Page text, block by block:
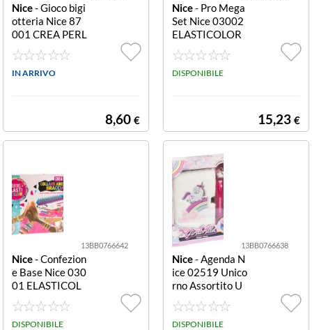
Nice- Gioco bigi
otteria Nice 87
001 CREA PERL
INE 500 Pezzi U
nicorno 500 Pez
zi Unicorno
IN ARRIVO
8,60 €
Nice- Pro Mega
Set Nice 03002
ELASTICOLOR
Pro Mega Set
DISPONIBILE
15,23 €
13BB0766642
Nice- Confezion
e Base Nice 030
01 ELASTICOL
OR Confezione
Base
DISPONIBILE
13BB0766638
Nice- Agenda N
ice 02519 Unico
rno Assortito U
nicorno
DISPONIBILE